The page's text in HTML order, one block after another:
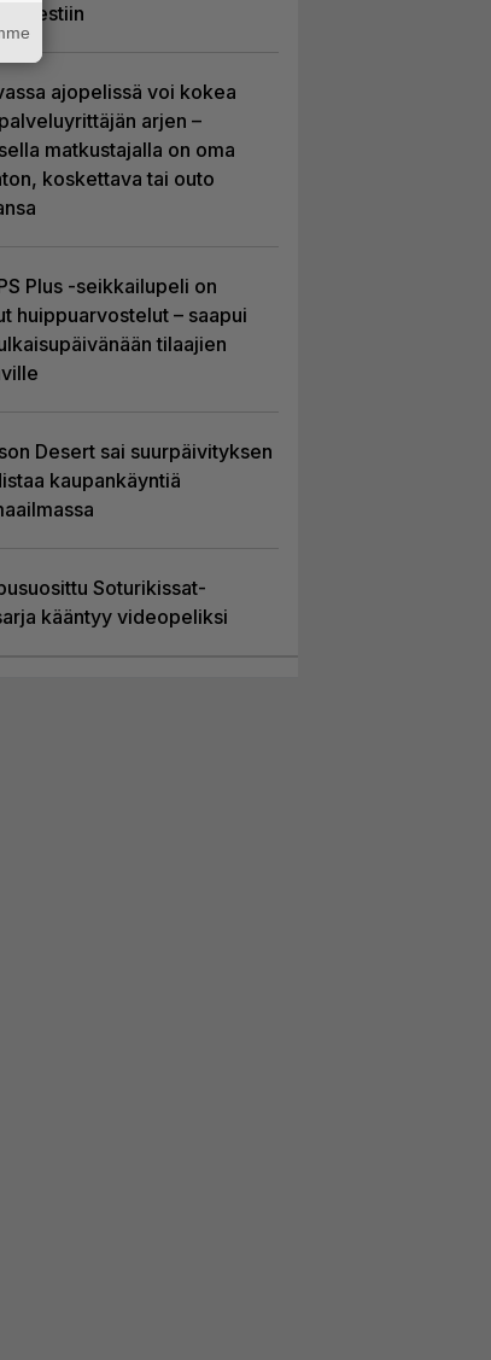
ajopelissä voi kokea
arjen –
matkustajalla on oma
koskettava tai outo
Plus -seikkailupeli on
huippuarvostelut – saapui
tilaajien
Desert sai suurpäivityksen
kaupankäyntiä
Soturikissat-
kääntyy videopeliksi